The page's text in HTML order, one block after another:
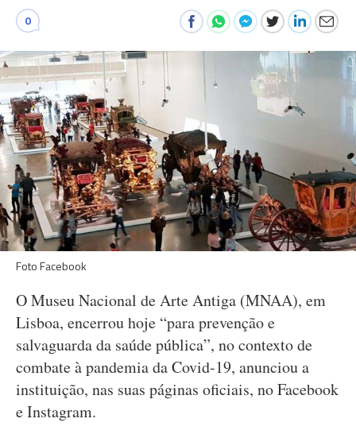
0
Foto Facebook
O Museu Nacional de Arte Antiga (MNAA), em
Lisboa, encerrou hoje “para prevenção e
salvaguarda da saúde pública”, no contexto de
combate à pandemia da Covid-19, anunciou a
instituição, nas suas páginas oficiais, no Facebook
e Instagram.